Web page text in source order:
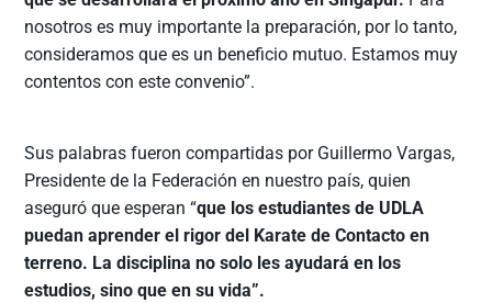
nosotros es muy importante la preparación, por lo tanto,
consideramos que es un beneficio mutuo. Estamos muy
contentos con este convenio”.
Sus palabras fueron compartidas por Guillermo Vargas,
Presidente de la Federación en nuestro país, quien
aseguró que esperan “que los estudiantes de UDLA
puedan aprender el rigor del Karate de Contacto en
terreno. La disciplina no solo les ayudará en los
estudios, sino que en su vida”.